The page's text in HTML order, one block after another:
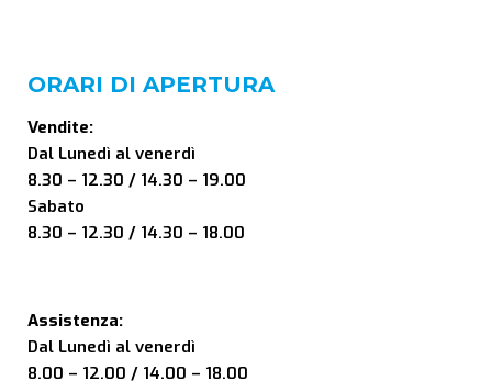
ORARI DI APERTURA
Vendite:
Dal Lunedì al venerdì
8.30 – 12.30 / 14.30 – 19.00
Sabato
8.30 – 12.30 / 14.30 – 18.00
Assistenza:
Dal Lunedì al venerdì
8.00 – 12.00 / 14.00 – 18.00